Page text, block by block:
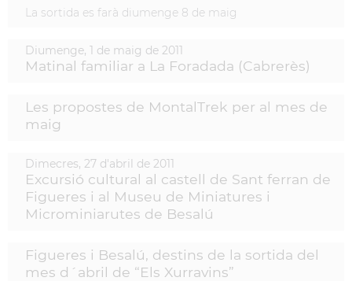
La sortida es farà diumenge 8 de maig
Diumenge, 1 de maig de 2011
Matinal familiar a La Foradada (Cabrerès)
Les propostes de MontalTrek per al mes de
maig
Dimecres, 27 d'abril de 2011
Excursió cultural al castell de Sant ferran de
Figueres i al Museu de Miniatures i
Microminiarutes de Besalú
Figueres i Besalú, destins de la sortida del
mes d´abril de “Els Xurravins”